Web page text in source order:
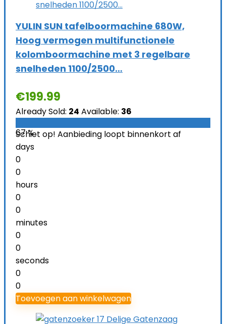
YULIN SUN tafelboormachine 680W,
Hoog vermogen multifunctionele
kolomboormachine met 3 regelbare
snelheden 1100/2500…
€199.99
Already Sold: 24 Available: 36
67 %
Schiet op! Aanbieding loopt binnenkort af
days
0
0
hours
0
0
minutes
0
0
seconds
0
0
Toevoegen aan winkelwagen